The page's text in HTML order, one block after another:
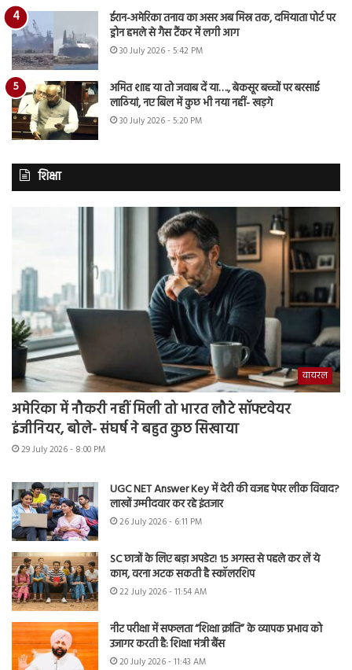
ईरान-अमेरिका तनाव का असर अब मिस्र तक, दमियाता पोर्ट पर
ड्रोन हमले से गैस टैंकर में लगी आग
30 July 2026 - 5:42 PM
अमित शाह या तो जवाब दें या…., बेकसूर बच्चों पर बरसाई
लाठियां, नए बिल में कुछ भी नया नहीं- खड़गे
30 July 2026 - 5:20 PM
शिक्षा
वायरल
अमेरिका में नौकरी नहीं मिली तो भारत लौटे सॉफ्टवेयर
इंजीनियर, बोले- संघर्ष ने बहुत कुछ सिखाया
29 July 2026 - 8:00 PM
UGC NET Answer Key में देरी की वजह पेपर लीक विवाद?
लाखों उम्मीदवार कर रहे इंतजार
26 July 2026 - 6:11 PM
SC छात्रों के लिए बड़ा अपडेट! 15 अगस्त से पहले कर लें ये
काम, वरना अटक सकती है स्कॉलरशिप
22 July 2026 - 11:54 AM
नीट परीक्षा में सफलता “शिक्षा क्रांति” के व्यापक प्रभाव को
उजागर करती है: शिक्षा मंत्री बैंस
20 July 2026 - 11:43 AM